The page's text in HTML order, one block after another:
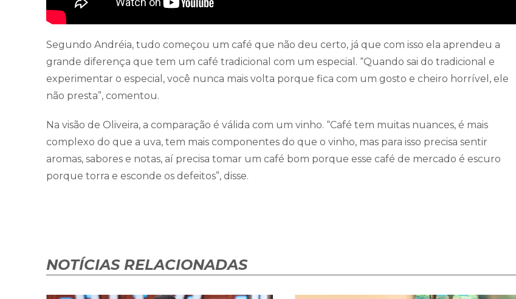
Segundo Andréia, tudo começou um café que não deu certo, já que com isso ela aprendeu a
grande diferença que tem um café tradicional com um especial. “Quando sai do tradicional e
experimentar o especial, você nunca mais volta porque fica com um gosto e cheiro horrível, ele
não presta”, comentou.
Na visão de Oliveira, a comparação é válida com um vinho. “Café tem muitas nuances, é mais
complexo do que a uva, tem mais componentes do que o vinho, mas para isso precisa sentir
aromas, sabores e notas, aí precisa tomar um café bom porque esse café de mercado é escuro
porque torra e esconde os defeitos”, disse.
NOTÍCIAS RELACIONADAS